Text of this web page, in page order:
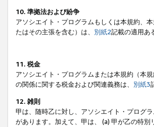
10. 準拠法および紛争
アソシエイト・プログラムもしくは本規約、
たはその主張を含む）は、 別紙2記載の適用あ
11. 税金
アソシエイト・プログラムまたは本規約（本
の関係に関する税金および関連義務は、 別紙3
12. 雑則
甲は、随時乙に対し、アソシエイト・プログ
があります。加えて、甲は、 (a) 甲が乙の特